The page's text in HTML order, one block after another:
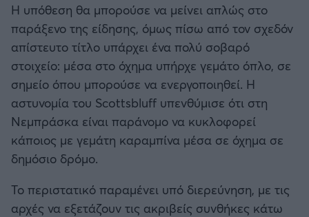
Η υπόθεση θα μπορούσε να μείνει απλώς στο
παράξενο της είδησης, όμως πίσω από τον σχεδόν
απίστευτο τίτλο υπάρχει ένα πολύ σοβαρό
στοιχείο: μέσα στο όχημα υπήρχε γεμάτο όπλο, σε
σημείο όπου μπορούσε να ενεργοποιηθεί. Η
αστυνομία του Scottsbluff υπενθύμισε ότι στη
Νεμπράσκα είναι παράνομο να κυκλοφορεί
κάποιος με γεμάτη καραμπίνα μέσα σε όχημα σε
δημόσιο δρόμο.
Το περιστατικό παραμένει υπό διερεύνηση, με τις
αρχές να εξετάζουν τις ακριβείς συνθήκες κάτω